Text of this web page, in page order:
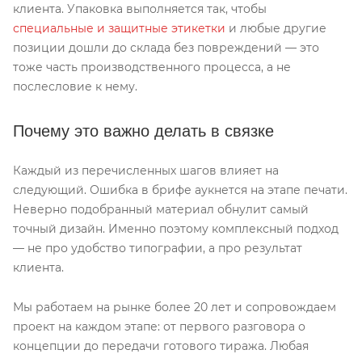
клиента. Упаковка выполняется так, чтобы
специальные и защитные этикетки и любые другие
позиции дошли до склада без повреждений — это
тоже часть производственного процесса, а не
послесловие к нему.
Почему это важно делать в связке
Каждый из перечисленных шагов влияет на
следующий. Ошибка в брифе аукнется на этапе печати.
Неверно подобранный материал обнулит самый
точный дизайн. Именно поэтому комплексный подход
— не про удобство типографии, а про результат
клиента.
Мы работаем на рынке более 20 лет и сопровождаем
проект на каждом этапе: от первого разговора о
концепции до передачи готового тиража. Любая